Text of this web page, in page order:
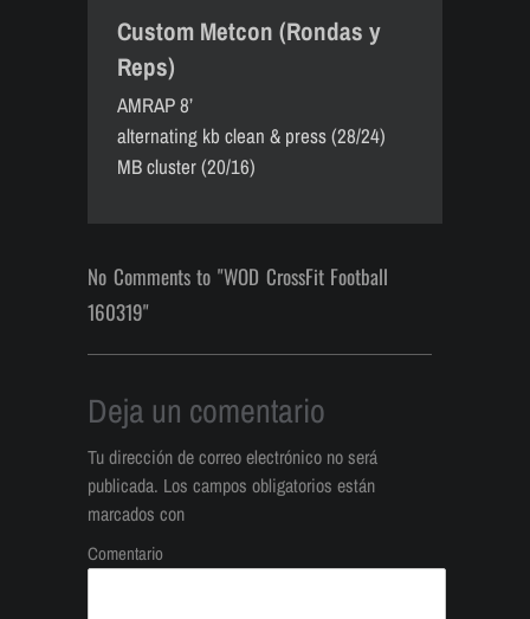
Custom Metcon (Rondas y
Reps)
AMRAP 8’
alternating kb clean & press (28/24)
MB cluster (20/16)
No Comments to "WOD CrossFit Football
160319"
Deja un comentario
Tu dirección de correo electrónico no será
publicada. Los campos obligatorios están
marcados con
Comentario